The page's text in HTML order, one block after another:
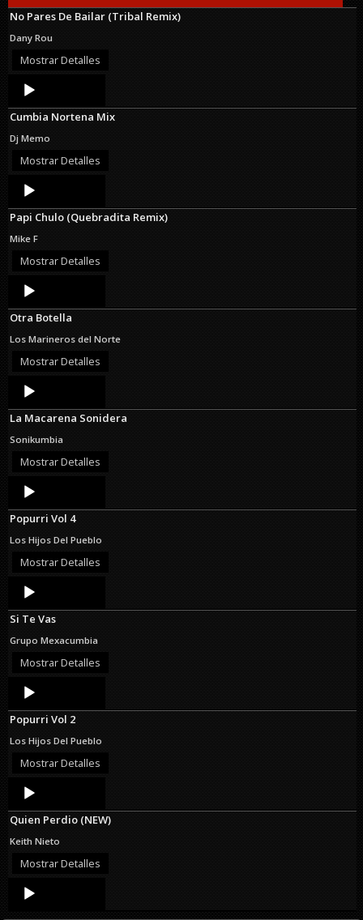
No Pares De Bailar (Tribal Remix)
Dany Rou
Mostrar Detalles
Audio
Player
Cumbia Nortena Mix
Dj Memo
Mostrar Detalles
Audio
Player
Papi Chulo (Quebradita Remix)
Mike F
Mostrar Detalles
Audio
Player
Otra Botella
Los Marineros del Norte
Mostrar Detalles
Audio
Player
La Macarena Sonidera
Sonikumbia
Mostrar Detalles
Audio
Player
Popurri Vol 4
Los Hijos Del Pueblo
Mostrar Detalles
Audio
Player
Si Te Vas
Grupo Mexacumbia
Mostrar Detalles
Audio
Player
Popurri Vol 2
Los Hijos Del Pueblo
Mostrar Detalles
Audio
Player
Quien Perdio (NEW)
Keith Nieto
Mostrar Detalles
Audio
Player